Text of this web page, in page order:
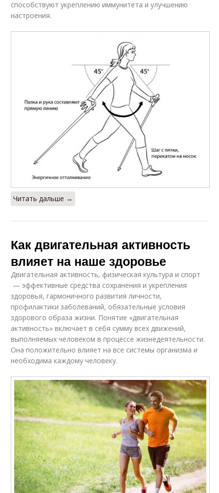
способствуют укреплению иммунитета и улучшению
настроения.
Читать дальше →
Как двигательная активность
влияет на наше здоровье
Двигательная активность, физическая культура и спорт
— эффективные средства сохранения и укрепления
здоровья, гармоничного развития личности,
профилактики заболеваний, обязательные условия
здорового образа жизни. Понятие «двигательная
активность» включает в себя сумму всех движений,
выполняемых человеком в процессе жизнедеятельности.
Она положительно влияет на все системы организма и
необходима каждому человеку.